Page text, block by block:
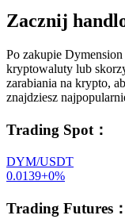
Zacznij
Po zakupie
kryptowaluty lub
zarabiania na krypto,
znajdziesz
Trading Spot ：
DYM/USDT
0.0139+0%
Trading Futures ：